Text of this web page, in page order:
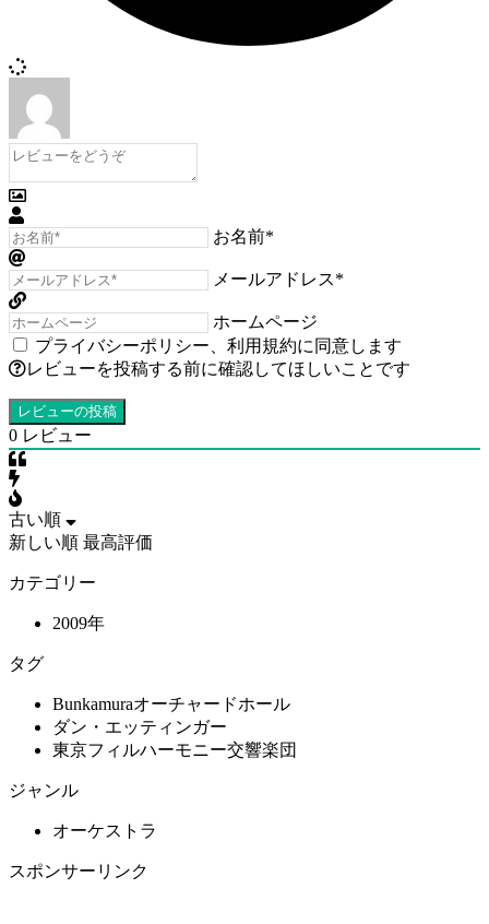
お名前*
メールアドレス*
ホームページ
プライバシーポリシー
利用規約に同意します
レビューを投稿する前に確認してほしいことです
0 レビュー
古い順
新しい順 最高評価
カテゴリー
2009年
タグ
Bunkamuraオーチャードホール
ダン・エッティンガー
東京フィルハーモニー交響楽団
ジャンル
オーケストラ
スポンサーリンク